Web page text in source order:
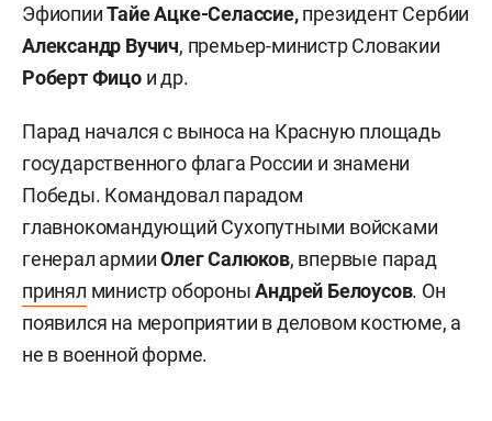
ЭфиопииТайе Ацке-Селассие,президент Сербии
Александр Вучич, премьер-министр Словакии
Роберт Фицои др.
Парад начался с выноса на Красную площадь
государственного флага России и знамени
Победы. Командовал парадом
главнокомандующий Сухопутными войсками
генерал армииОлег Салюков, впервые парад
принял министр обороныАндрей Белоусов. Он
появился на мероприятии в деловом костюме, а
не в военной форме.